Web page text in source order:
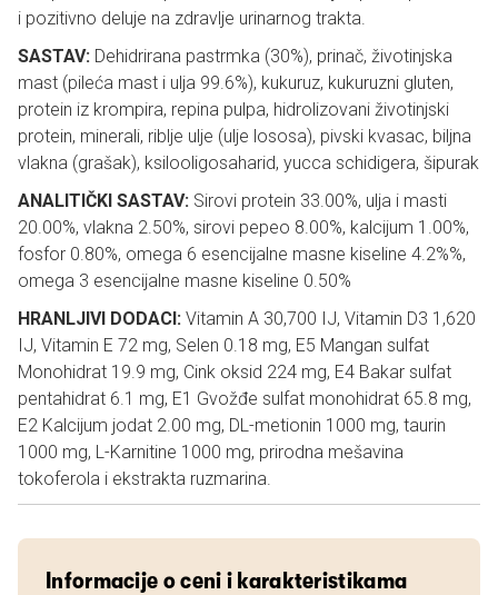
i pozitivno deluje na zdravlje urinarnog trakta.
SASTAV: Dehidrirana pastrmka (30%), prinač, životinjska
mast (pileća mast i ulja 99.6%), kukuruz, kukuruzni gluten,
protein iz krompira, repina pulpa, hidrolizovani životinjski
protein, minerali, riblje ulje (ulje lososa), pivski kvasac, biljna
vlakna (grašak), ksilooligosaharid, yucca schidigera, šipurak
ANALITIČKI SASTAV: Sirovi protein 33.00%, ulja i masti
20.00%, vlakna 2.50%, sirovi pepeo 8.00%, kalcijum 1.00%,
fosfor 0.80%, omega 6 esencijalne masne kiseline 4.2%%,
omega 3 esencijalne masne kiseline 0.50%
HRANLJIVI DODACI: Vitamin A 30,700 IJ, Vitamin D3 1,620
IJ, Vitamin E 72 mg, Selen 0.18 mg, E5 Mangan sulfat
Monohidrat 19.9 mg, Cink oksid 224 mg, E4 Bakar sulfat
pentahidrat 6.1 mg, E1 Gvožđe sulfat monohidrat 65.8 mg,
E2 Kalcijum jodat 2.00 mg, DL-metionin 1000 mg, taurin
1000 mg, L-Karnitine 1000 mg, prirodna mešavina
tokoferola i ekstrakta ruzmarina.
Informacije o ceni i karakteristikama